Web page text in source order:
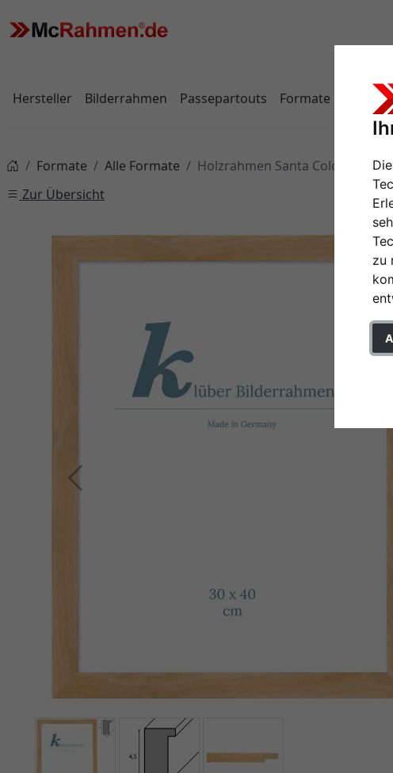
zu
Hersteller Bilderrahmen Passepartouts Formate
Formate Alle Formate
Holzrahmen Santa Coloma
Zur Übersicht
Zurück